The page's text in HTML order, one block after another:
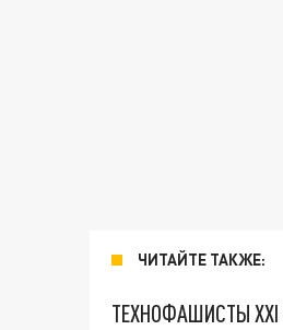
ЧИТАЙТЕ ТАКЖЕ:
ТЕХНОФАШИСТЫ XXI